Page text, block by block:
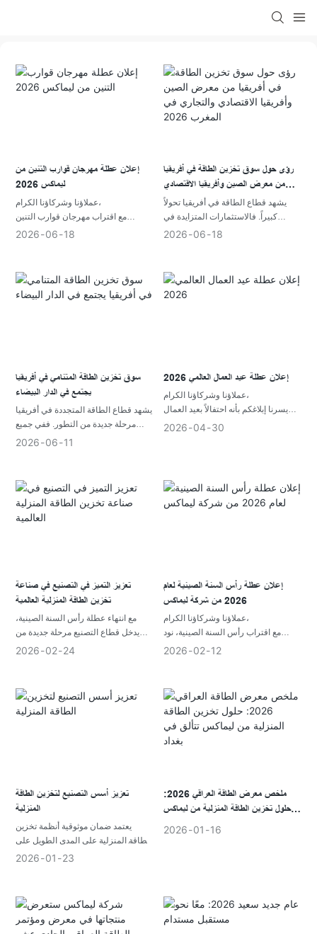
إعلان عطلة مهرجان قوارب التنين من
ليماكس 2026
عملاؤنا وشركاؤنا الكرام،
مع اقتراب مهرجان قوارب التنين
(مهرجان دوانوو)، تود شركة شنتشن
2026 06 18
رؤى حول سوق تخزين الطاقة في أفريقيا
من معرض الصين وأفريقيا الاقتصادي
والتجاري في المغرب 2026
يشهد قطاع الطاقة في أفريقيا تحولاً
كبيراً. فالاستثمارات المتزايدة في
الطاقة المتجددة، والتوسع في استخدام
فرصاً جديدة لحلول تخزين الطاقة في
2026 06 18
سوق تخزين الطاقة المتنامي في أفريقيا
يجتمع في الدار البيضاء
يشهد قطاع الطاقة المتجددة في أفريقيا
مرحلة جديدة من التطور. ففي جميع
أنحاء القارة، تدفع الاستثمارات المتزايدة
مع سعي الأسر والشركات إلى تحقيق
قدر أكبر من الاستقلال في مجال الطاقة
واستقرار الطاقة، أصبح تخزين الطاقة
وأفريقيا الاقتصادي والتجاري في
المغرب 2026 منصة مهمة للشركات
وبناء علاقات استراتيجية، واستكشاف
فرص أعمال جديدة في جميع أنحاء
أفريقيا.
2026 06 11
إعلان عطلة عيد العمال العالمي 2026
عملاؤنا وشركاؤنا الكرام،
يسرنا إبلاغكم بأنه احتفالاً بعيد العمال
العالمي القادم (المعروف أيضاً باسم عيد
2026 04 30
تعزيز التميز في التصنيع في صناعة
تخزين الطاقة المنزلية العالمية
مع انتهاء عطلة رأس السنة الصينية،
يدخل قطاع التصنيع مرحلة جديدة من
التنفيذ والتركيز الاستراتيجي. بالنسبة
التحول أكثر من مجرد عودة روتينية
للإنتاج، بل يشير إلى التزام راسخ
بالانضباط التشغيلي، والتطوير
2026 02 24
إعلان عطلة رأس السنة الصينية لعام
2026 من شركة ليماكس
عملاؤنا وشركاؤنا الكرام،
مع اقتراب رأس السنة الصينية، نود
إعلامكم بجدول عطلاتنا. ستكون شركة
من 13 إلى 23 فبراير 2026، وسنستأنف
2026 02 12
تعزيز أسس التصنيع لتخزين الطاقة
المنزلية
يعتمد ضمان موثوقية أنظمة تخزين
الطاقة المنزلية على المدى الطويل على
أسس تصنيع متينة. ومع ازدياد أهمية
في عام 2025، عززت شركة LEMAX
بنيتها التحتية التصنيعية بنقل عمليات
2026 01 23
ملخص معرض الطاقة العراقي 2026:
حلول تخزين الطاقة المنزلية من ليماكس
تتألق في بغداد
2026 01 16